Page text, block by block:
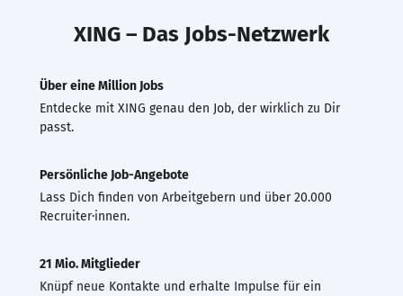
XING – Das Jobs-Netzwerk
Über eine Million Jobs
Entdecke mit XING genau den Job, der wirklich zu Dir
passt.
Persönliche Job-Angebote
Lass Dich finden von Arbeitgebern und über 20.000
Recruiter·innen.
21 Mio. Mitglieder
Knüpf neue Kontakte und erhalte Impulse für ein